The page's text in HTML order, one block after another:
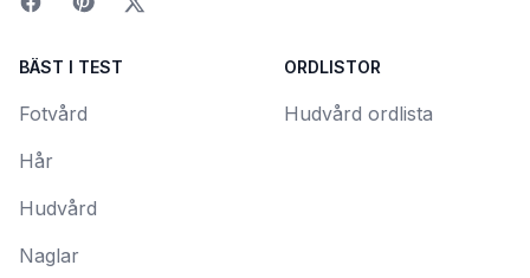
BÄST I TEST
Fotvård
Hår
Hudvård
Naglar
ORDLISTOR
Hudvård ordlista